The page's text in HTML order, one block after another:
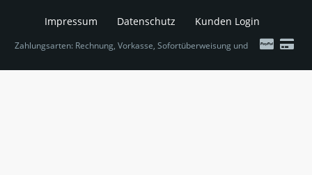
Impressum Datenschutz Kunden Login
Zahlungsarten: Rechnung, Vorkasse, Sofortüberweisung und